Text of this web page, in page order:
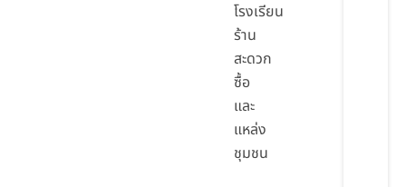
โรงเรียน
ร้าน
สะดวก
ซื้อ
และ
แหล่ง
ชุมชน